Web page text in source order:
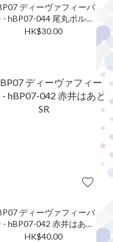
ディーヴァフィーバ
- hBP07-044 尾丸ポルカ
SR
HK$30.00
ディーヴァフィーバ
- hBP07-042 赤井はあと
SR
HK$40.00